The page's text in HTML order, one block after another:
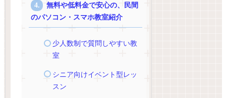
無料や低料金で安心の、民間
のパソコン・スマホ教室紹介
少人数制で質問しやすい教
室
シニア向けイベント型レッ
スン